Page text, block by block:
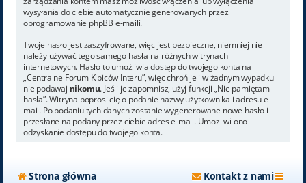
wysyłania do ciebie automatycznie generowanych przez
oprogramowanie phpBB e-maili.
Twoje hasło jest zaszyfrowane, więc jest bezpieczne, niemniej nie
należy używać tego samego hasła na różnych witrynach
internetowych. Hasło to umożliwia dostęp do twojego konta na
„Centralne Forum Kibiców Interu”, więc chroń je i w żadnym wypadku
nie podawaj nikomu. Jeśli je zapomnisz, użyj funkcji „Nie pamiętam
hasła”. Witryna poprosi cię o podanie nazwy użytkownika i adresu e-
mail. Po podaniu tych danych zostanie wygenerowane nowe hasło i
przesłane na podany przez ciebie adres e-mail. Umożliwi ono
odzyskanie dostępu do twojego konta.
Strona główna Kontakt z nami